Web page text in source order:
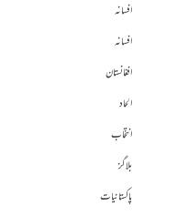
افسانہ
افسانہ
افغانستان
الحاد
انتخاب
بلاگز
پاکستانیات